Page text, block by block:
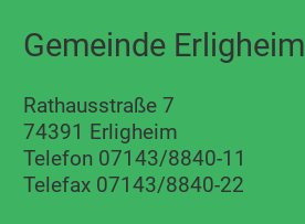
Gemeinde Erligheim
Rathausstraße 7
74391 Erligheim
Telefon 07143/8840-11
Telefax 07143/8840-22